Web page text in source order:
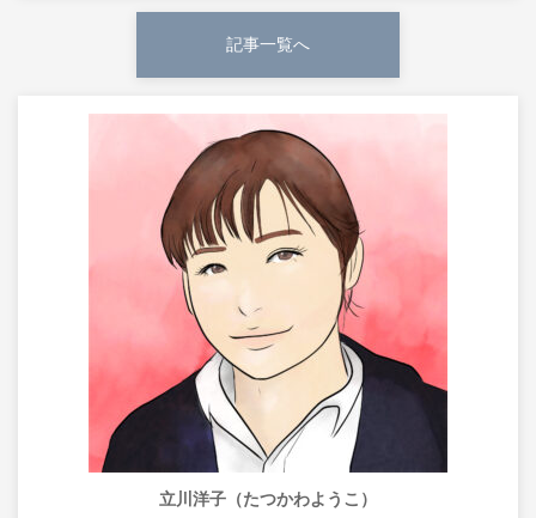
記事一覧へ
立川洋子（たつかわようこ）